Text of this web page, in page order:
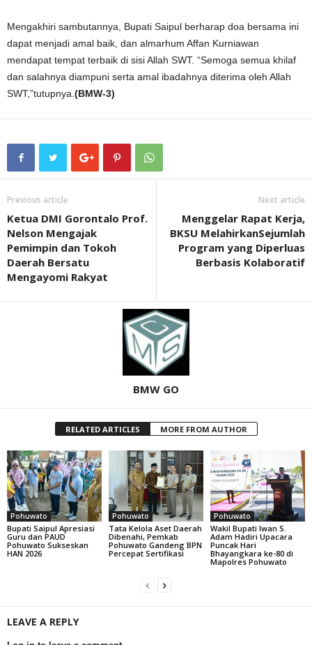
Mengakhiri sambutannya, Bupati Saipul berharap doa bersama ini
dapat menjadi amal baik, dan almarhum Affan Kurniawan
mendapat tempat terbaik di sisi Allah SWT. “Semoga semua khilaf
dan salahnya diampuni serta amal ibadahnya diterima oleh Allah
SWT,”tutupnya.(BMW-3)
Previous article
Ketua DMI Gorontalo Prof.
Nelson Mengajak
Pemimpin dan Tokoh
Daerah Bersatu
Mengayomi Rakyat
Next article
Menggelar Rapat Kerja,
BKSU MelahirkanSejumlah
Program yang Diperluas
Berbasis Kolaboratif
BMW GO
RELATED ARTICLES MORE FROM AUTHOR
Pohuwato
Bupati Saipul Apresiasi
Guru dan PAUD
Pohuwato Sukseskan
HAN 2026
Pohuwato
Tata Kelola Aset Daerah
Dibenahi, Pemkab
Pohuwato Gandeng BPN
Percepat Sertifikasi
Pohuwato
Wakil Bupati Iwan S.
Adam Hadiri Upacara
Puncak Hari
Bhayangkara ke-80 di
Mapolres Pohuwato
LEAVE A REPLY